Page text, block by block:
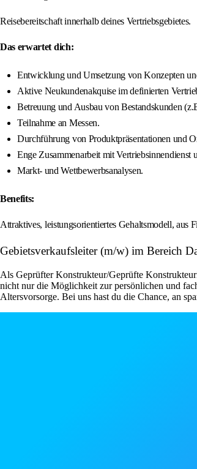
Reisebereitschaft innerhalb deines Vertriebsgebietes.
Das erwartet dich:
Entwicklung und Umsetzung von Konzepten
Aktive Neukundenakquise im definierten
Betreuung und Ausbau von Bestandskunden
Teilnahme an Messen.
Durchführung von Produktpräsentationen und
Enge Zusammenarbeit mit Vertriebsinnendienst
Markt- und Wettbewerbsanalysen.
Benefits:
Attraktives, leistungsorientiertes Gehaltsmodell, aus
Gebietsverkaufsleiter (m/w) im Bereich
Als Geprüfter Konstrukteur/Geprüfte
nicht nur die Möglichkeit zur persönlichen und
Altersvorsorge. Bei uns hast du die Chance, an